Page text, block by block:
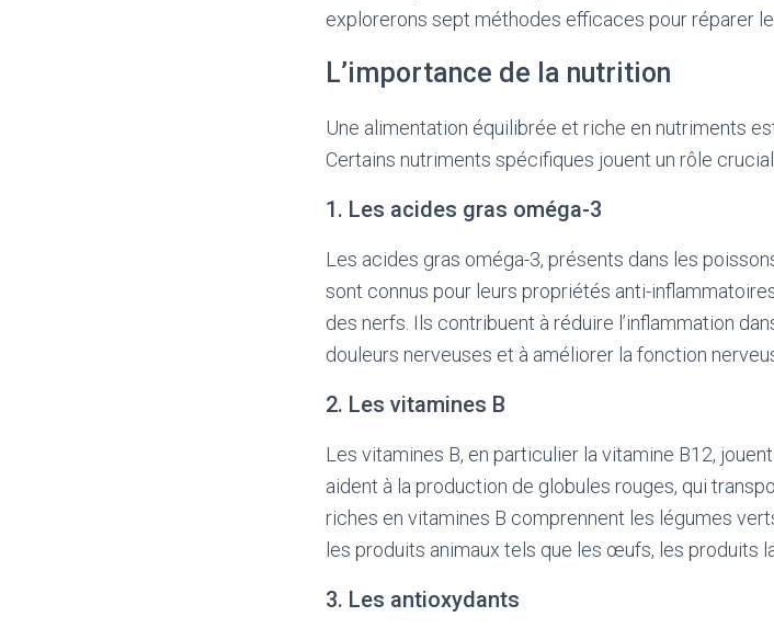
explorerons sept méthodes efficaces pour réparer
L’importance de la nutrition
Une alimentation équilibrée et riche en nutriments
Certains nutriments spécifiques jouent un rôle
1. Les acides gras oméga-3
Les acides gras oméga-3, présents dans les
sont connus pour leurs propriétés anti-
des nerfs. Ils contribuent à réduire l’inflammation
douleurs nerveuses et à améliorer la fonction
2. Les vitamines B
Les vitamines B, en particulier la vitamine B12,
aident à la production de globules rouges, qui
riches en vitamines B comprennent les légumes
les produits animaux tels que les œufs, les produits
3. Les antioxydants